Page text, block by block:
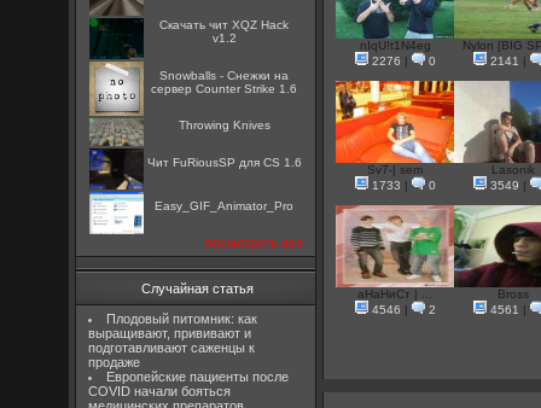
Скачать чит XQZ Hack
v1.2
Snowballs - Снежки на
сервер Counter Strike 1.6
Throwing Knives
Чит FuRiousSP для CS 1.6
Easy_GIF_Animator_Pro
посмотреть все
Случайная статья
Плодовый питомник: как
выращивают, прививают и
подготавливают саженцы к
продаже
Европейские пациенты после
COVID начали бояться
nIqU!t1N4eg
2276
0
Nylon [BIG
2141
Sv7-| sem
1733
0
Lasonik
3549
аНаНиСт | ...
4546
2
Bross
4561